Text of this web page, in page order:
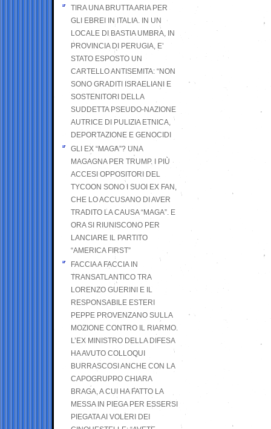
TIRA UNA BRUTTA ARIA PER
GLI EBREI IN ITALIA. IN UN
LOCALE DI BASTIA UMBRA, IN
PROVINCIA DI PERUGIA, E’
STATO ESPOSTO UN
CARTELLO ANTISEMITA: “NON
SONO GRADITI ISRAELIANI E
SOSTENITORI DELLA
SUDDETTA PSEUDO-NAZIONE
AUTRICE DI PULIZIA ETNICA,
DEPORTAZIONE E GENOCIDI
GLI EX “MAGA”? UNA
MAGAGNA PER TRUMP. I PIÙ
ACCESI OPPOSITORI DEL
TYCOON SONO I SUOI EX FAN,
CHE LO ACCUSANO DI AVER
TRADITO LA CAUSA “MAGA”. E
ORA SI RIUNISCONO PER
LANCIARE IL PARTITO
“AMERICA FIRST”
FACCIA A FACCIA IN
TRANSATLANTICO TRA
LORENZO GUERINI E IL
RESPONSABILE ESTERI
PEPPE PROVENZANO SULLA
MOZIONE CONTRO IL RIARMO.
L’EX MINISTRO DELLA DIFESA
HA AVUTO COLLOQUI
BURRASCOSI ANCHE CON LA
CAPOGRUPPO CHIARA
BRAGA, A CUI HA FATTO LA
MESSA IN PIEGA PER ESSERSI
PIEGATA AI VOLERI DEI